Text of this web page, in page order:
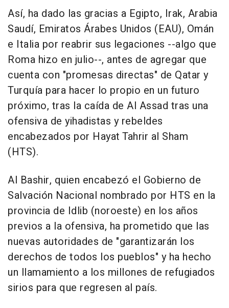
Así, ha dado las gracias a Egipto, Irak, Arabia
Saudí, Emiratos Árabes Unidos (EAU), Omán
e Italia por reabrir sus legaciones --algo que
Roma hizo en julio--, antes de agregar que
cuenta con "promesas directas" de Qatar y
Turquía para hacer lo propio en un futuro
próximo, tras la caída de Al Assad tras una
ofensiva de yihadistas y rebeldes
encabezados por Hayat Tahrir al Sham
(HTS).
Al Bashir, quien encabezó el Gobierno de
Salvación Nacional nombrado por HTS en la
provincia de Idlib (noroeste) en los años
previos a la ofensiva, ha prometido que las
nuevas autoridades de "garantizarán los
derechos de todos los pueblos" y ha hecho
un llamamiento a los millones de refugiados
sirios para que regresen al país.